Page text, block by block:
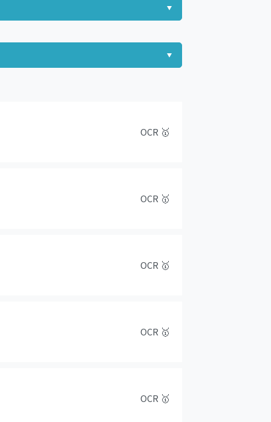
OCR 🥇
OCR 🥇
OCR 🥇
OCR 🥇
OCR 🥇